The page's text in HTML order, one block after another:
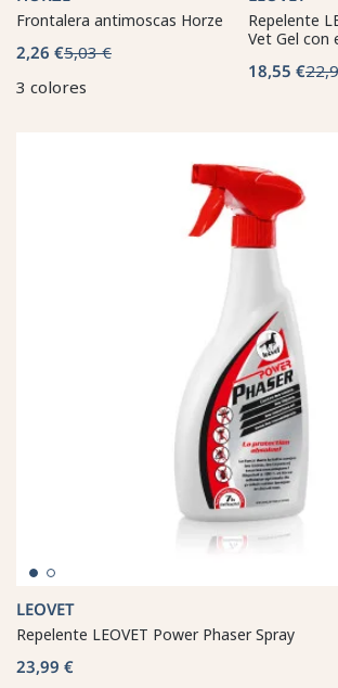
Frontalera antimoscas Horze
2,26 €5,03 €
3 colores
Repelente
Vet Gel con
18,55 €
LEOVET
Repelente LEOVET Power Phaser Spray
23,99 €